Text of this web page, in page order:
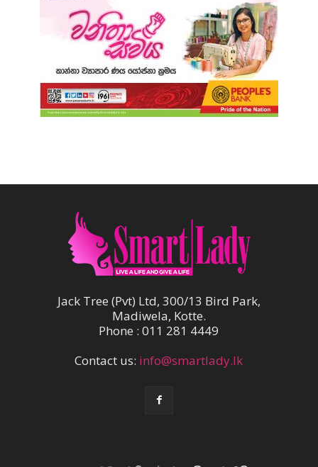
Jack Tree (Pvt) Ltd, 300/13 Bird Park,
Madiwela, Kotte.
Phone : 011 281 4449
Contact us: info@smartlady.lk